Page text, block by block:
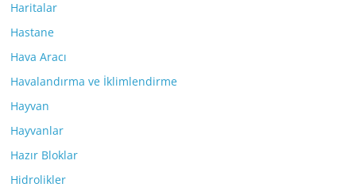
Haritalar
Hastane
Hava Aracı
Havalandırma ve İklimlendirme
Hayvan
Hayvanlar
Hazır Bloklar
Hidrolikler